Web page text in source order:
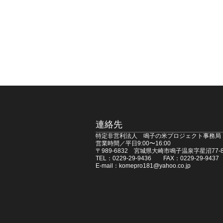
連絡先
特定非営利法人 鳴子の米プロジェクト事務局
営業時間／平日9:00〜16:00
〒989-6832 宮城県大崎市鳴子温泉字星沼77-
TEL：0229-29-9436 FAX：0229-29-9437
E-mail：komepro181@yahoo.co.jp